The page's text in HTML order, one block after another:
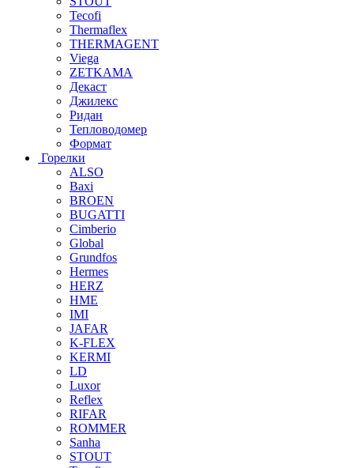
Tecofi
Thermaflex
THERMAGENT
Viega
ZETKAMA
Декаст
Джилекс
Ридан
Тепловодомер
Формат
Горелки
ALSO
Baxi
BROEN
BUGATTI
Cimberio
Global
Grundfos
Hermes
HERZ
HME
IMI
JAFAR
K-FLEX
KERMI
LD
Luxor
Reflex
RIFAR
ROMMER
Sanha
STOUT